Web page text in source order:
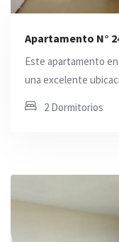
Apartamento N°
Este apartamento
una excelente
2 Dormitorios